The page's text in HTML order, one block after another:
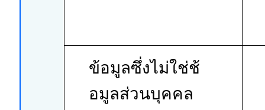
ข้อมูลซึ่งไม่ใช่ช้
อมูลส่วนบุคคล